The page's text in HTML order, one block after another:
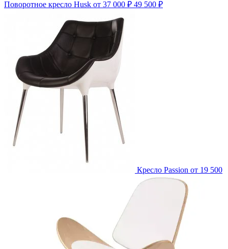
Поворотное кресло Husk от 37 000 ₽ 49 500 ₽
Кресло Passion от 19 500